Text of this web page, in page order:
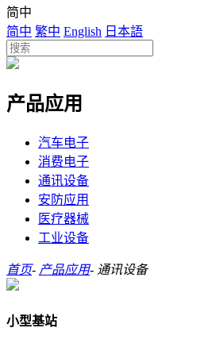
简中
简中 繁中 English 日本語
产品应用
汽车电子
消费电子
通讯设备
安防应用
医疗器械
工业设备
首页- 产品应用- 通讯设备
小型基站